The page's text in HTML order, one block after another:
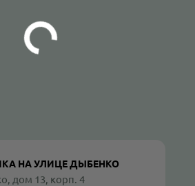
НА УЛИЦЕ ДЫБЕНКО
дом 13, корп. 4